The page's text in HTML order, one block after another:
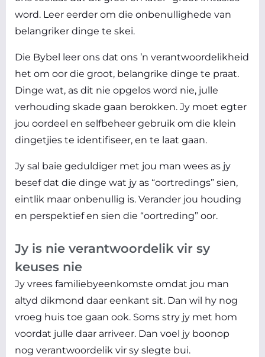
word. Leer eerder om die onbenullighede van
belangriker dinge te skei.
Die Bybel leer ons dat ons ’n verantwoordelikheid
het om oor die groot, belangrike dinge te praat.
Dinge wat, as dit nie opgelos word nie, julle
verhouding skade gaan berokken. Jy moet egter
jou oordeel en selfbeheer gebruik om die klein
dingetjies te identifiseer, en te laat gaan.
Jy sal baie geduldiger met jou man wees as jy
besef dat die dinge wat jy as “oortredings” sien,
eintlik maar onbenullig is. Verander jou houding
en perspektief en sien die “oortreding” oor.
Jy is nie verantwoordelik vir sy
keuses nie
Jy vrees familiebyeenkomste omdat jou man
altyd dikmond daar eenkant sit. Dan wil hy nog
vroeg huis toe gaan ook. Soms stry jy met hom
voordat julle daar arriveer. Dan voel jy boonop
nog verantwoordelik vir sy slegte bui.